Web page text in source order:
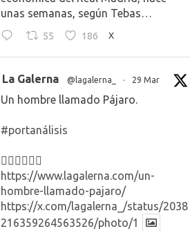
unas semanas, según Tebas…
55 186 X
La Galerna @lagalerna_ · 29 Mar
Un hombre llamado Pájaro.
#portanálisis
👉🏻👉🏻👉🏻
https://www.lagalerna.com/un-
hombre-llamado-pajaro/
https://x.com/lagalerna_/status/2038
216359264563526/photo/1